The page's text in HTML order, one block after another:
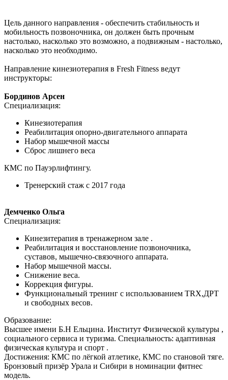
Цель данного направления - обеспечить стабильность и
мобильность позвоночника, он должен быть прочным
настолько, насколько это возможно, а подвижным - настолько,
насколько это необходимо.
Направление кинезиотерапия в Fresh Fitness ведут
инструкторы:
Бординов Арсен
Специализация:
Кинезиотерапия
Реабилитация опорно-двигательного аппарата
Набор мышечной массы
Сброс лишнего веса
КМС по Пауэрлифтингу.
Тренерский стаж с 2017 года
Демченко Ольга
Специализация:
Кинезитерапия в тренажерном зале .
Реабилитация и восстановление позвоночника,
суставов, мышечно-связочного аппарата.
Набор мышечной массы.
Снижение веса.
Коррекция фигуры.
Функциональный тренинг с использованием TRX,ДРТ
и свободных весов.
Образование:
Высшее имени Б.Н Ельцина. Институт Физической культуры ,
социального сервиса и туризма. Специальность: адаптивная
физическая культура и спорт .
Достижения: КМС по лёгкой атлетике, КМС по становой тяге.
Бронзовый призёр Урала и Сибири в номинации фитнес
модель.